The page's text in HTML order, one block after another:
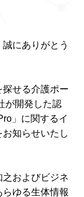
にありがとう
せる介護ポー
が開発した認
」に関するイ
知らせいたし
およびビジネ
ゆる生体情報